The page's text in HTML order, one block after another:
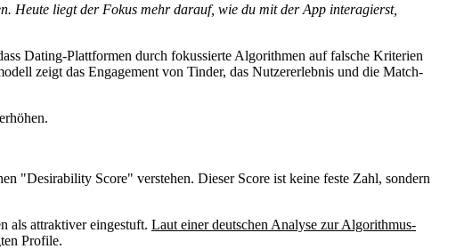
Heute liegt der Fokus mehr darauf, wie du mit der App interagierst,
Dating-Plattformen durch fokussierte Algorithmen auf falsche Kriterien
zeigt das Engagement von Tinder, das Nutzererlebnis und die Match-
"Desirability Score" verstehen. Dieser Score ist keine feste Zahl, sondern
als attraktiver eingestuft. Laut einer deutschen Analyse zur Algorithmus-
Profile.